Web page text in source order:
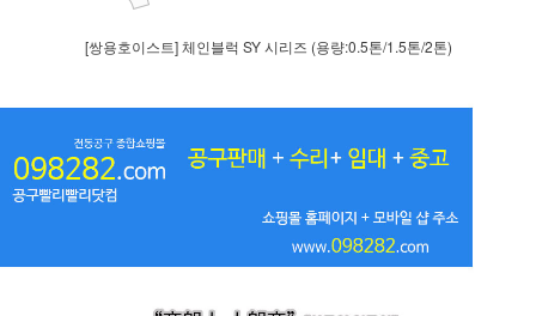
[쌍용호이스트] 체인블럭 SY 시리즈 (용량:0.5톤/1.5톤/2톤)